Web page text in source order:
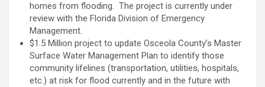
homes from flooding. The project is currently under
review with the Florida Division of Emergency
Management.
$1.5 Million project to update Osceola County’s Master
Surface Water Management Plan to identify those
community lifelines (transportation, utilities, hospitals,
etc.) at risk for flood currently and in the future with